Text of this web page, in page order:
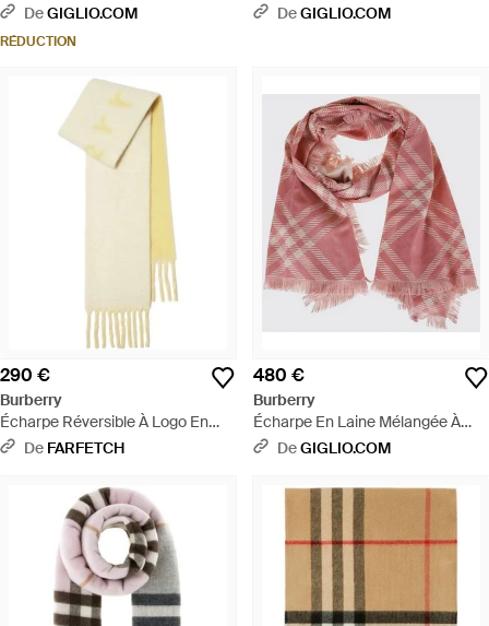
Motif Check Et Logo Ekd - Bleu
DeGIGLIO.COM
RÉDUCTION
Soie À Motif Check - Rose
DeGIGLIO.COM
290 €
Burberry
Écharpe Réversible À Logo En
Intarsia - Métallisé
De FARFETCH
480 €
Burberry
Écharpe En Laine Mélangée À
Motif Check Et Ourlet À Franges -
DeGIGLIO.COM